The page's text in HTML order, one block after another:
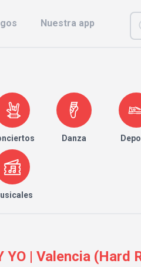
Nuestra app
Danza
YO | Valencia (Hard